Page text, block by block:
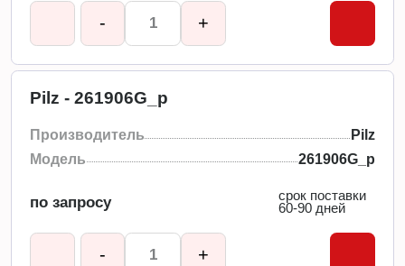
- +
Pilz - 261906G_p
Производитель
Pilz
Модель
261906G_p
по запросу
срок поставки
60-90 дней
- +